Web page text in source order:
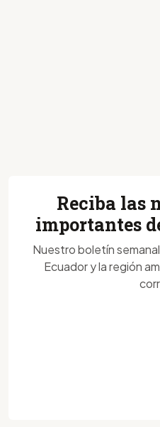
Reciba las
importantes
Nuestro boletín
Ecuador y la región